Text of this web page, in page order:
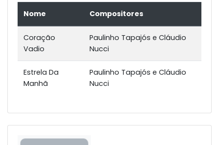
Nome Compositores
Coração
Vadio
Paulinho Tapajós e Cláudio
Nucci
Estrela Da
Manhã
Paulinho Tapajós e Cláudio
Nucci